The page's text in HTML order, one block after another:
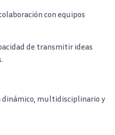
con equipos
de transmitir ideas
dinámico, multidisciplinario y